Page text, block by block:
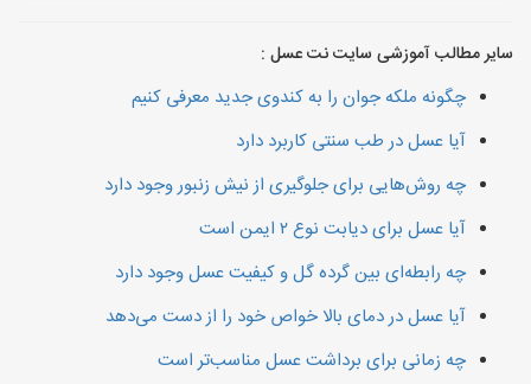
سایر مطالب آموزشی سایت نت عسل :
چگونه ملکه جوان را به کندوی جدید معرفی کنیم
آیا عسل در طب سنتی کاربرد دارد
چه روش‌هایی برای جلوگیری از نیش زنبور وجود دارد
آیا عسل برای دیابت نوع ۲ ایمن است
چه رابطه‌ای بین گرده گل و کیفیت عسل وجود دارد
آیا عسل در دمای بالا خواص خود را از دست می‌دهد
چه زمانی برای برداشت عسل مناسب‌تر است